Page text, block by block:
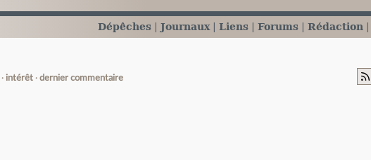
Dépêches Journaux Liens Forums Rédaction
intérêt dernier commentaire